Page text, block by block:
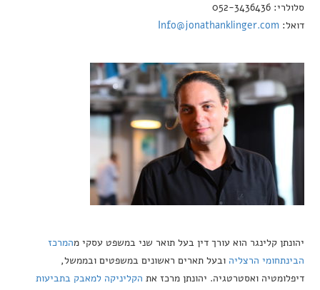
סלולרי: 052-3436436
דואל: Info@jonathanklinger.com
יהונתן קלינגר הוא עורך דין בעל תואר שני במשפט עסקי מהמרכז
הבינתחומי הרצליה ובעל תארים ראשונים במשפטים ובממשל,
דיפלומטיה ואסטרטגיה. יהונתן מרכז את הקליניקה למאבק בתביעות